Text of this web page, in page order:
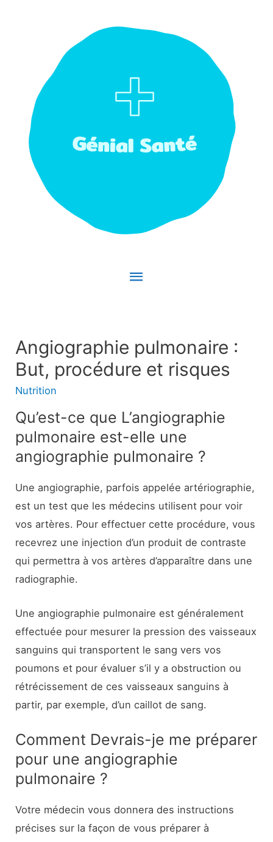
Menu
Angiographie pulmonaire :
But, procédure et risques
Nutrition
Qu’est-ce que L’angiographie
pulmonaire est-elle une
angiographie pulmonaire ?
Une angiographie, parfois appelée artériographie,
est un test que les médecins utilisent pour voir
vos artères. Pour effectuer cette procédure, vous
recevrez une injection d’un produit de contraste
qui permettra à vos artères d’apparaître dans une
radiographie.
Une angiographie pulmonaire est généralement
effectuée pour mesurer la pression des vaisseaux
sanguins qui transportent le sang vers vos
poumons et pour évaluer s’il y a obstruction ou
rétrécissement de ces vaisseaux sanguins à
partir, par exemple, d’un caillot de sang.
Comment Devrais-je me préparer
pour une angiographie
pulmonaire ?
Votre médecin vous donnera des instructions
précises sur la façon de vous préparer à